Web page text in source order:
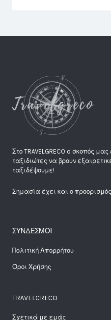
Στο TRAVELGRECO o σκοπός
ταξιδιώτες να βρουν
ταξιδέψουμε!
Σημασία έχει και ο
ΣΥΝΔΕΣΜΟΙ
Πολιτική Απορρήτου
Όροι Χρήσης
TRAVELCRECO
Σχετικά με εμάς